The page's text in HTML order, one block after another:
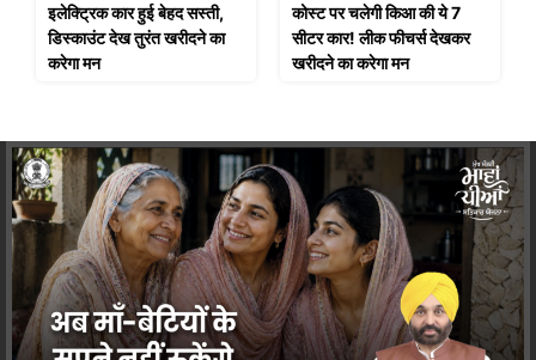
इलेक्ट्रिक कार हुई बेहद सस्ती,
डिस्काउंट देख तुरंत खरीदने का
करेगा मन
कोस्ट पर चलेगी किआ की ये 7
सीटर कार! लीक फीचर्स देखकर
खरीदने का करेगा मन